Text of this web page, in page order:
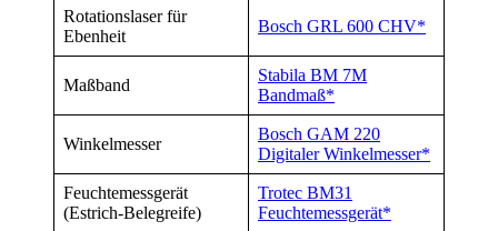
Rotationslaser für
Ebenheit
Bosch GRL 600 CHV*
Maßband
Stabila BM 7M
Bandmaß*
Winkelmesser
Bosch GAM 220
Digitaler Winkelmesser*
Feuchtemessgerät
(Estrich-Belegreife)
Trotec BM31
Feuchtemessgerät*